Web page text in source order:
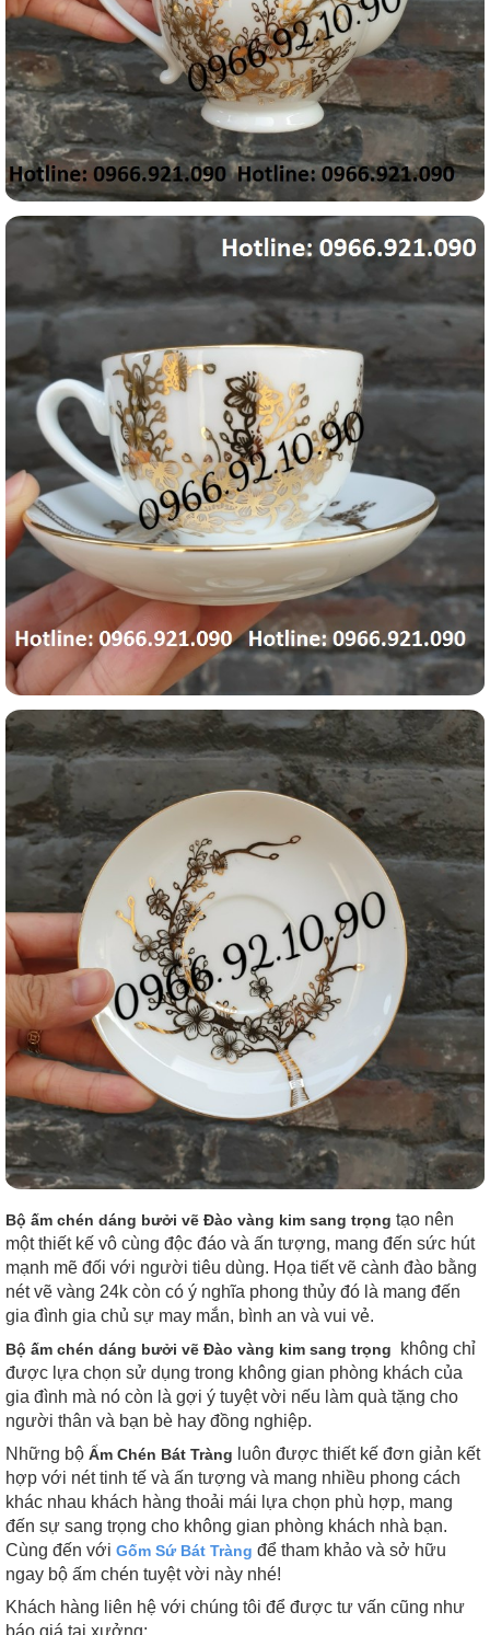
Bộ ấm chén dáng bưởi vẽ Đào vàng kim sang trọng tạo nên
một thiết kế vô cùng độc đáo và ấn tượng, mang đến sức hút
mạnh mẽ đối với người tiêu dùng. Họa tiết vẽ cành đào bằng
nét vẽ vàng 24k còn có ý nghĩa phong thủy đó là mang đến
gia đình gia chủ sự may mắn, bình an và vui vẻ.
Bộ ấm chén dáng bưởi vẽ Đào vàng kim sang trọng
không chỉ
được lựa chọn sử dụng trong không gian phòng khách của
gia đình mà nó còn là gợi ý tuyệt vời nếu làm quà tặng cho
người thân và bạn bè hay đồng nghiệp.
Những bộ Ấm Chén Bát Tràng
luôn được thiết kế đơn giản kết
hợp với nét tinh tế và ấn tượng và mang nhiều phong cách
khác nhau khách hàng thoải mái lựa chọn phù hợp, mang
đến sự sang trọng cho không gian phòng khách nhà bạn.
Cùng đến với Gốm Sứ Bát Tràng để tham khảo và sở hữu
ngay bộ ấm chén tuyệt vời này nhé!
Khách hàng liên hệ với chúng tôi để được tư vấn cũng như
báo giá tại xưởng: